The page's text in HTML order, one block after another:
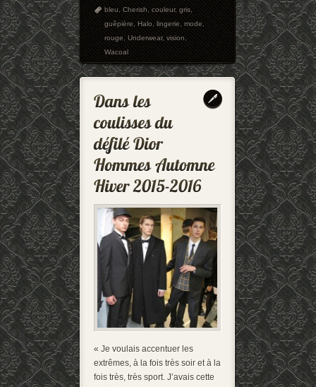
bleu,Cherish,couleur,gris,
guêpière,Halo,lingerie,mode,
rouge,Underwear,vision,
Wacoal
« Je voulais accentuer les
extrêmes, à la fois très soir et à la
fois très, très sport. J’avais cette